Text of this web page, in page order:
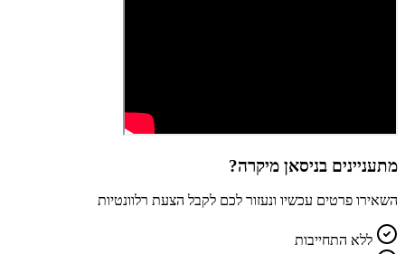
מתעניינים בניסאן מיקרה?
השאירו פרטים עכשיו ונעזור לכם לקבל הצעת רלוונטיות
ללא התחייבות